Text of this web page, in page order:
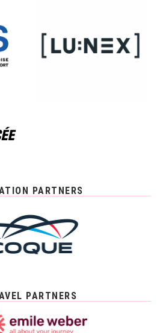
PARTNERS
PARTNERS